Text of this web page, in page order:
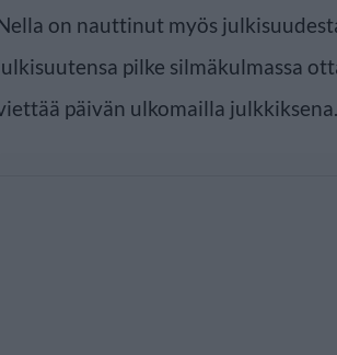
on nauttinut myös
pilke silmäkulmassa
päivän ulkomailla julkkiksena.